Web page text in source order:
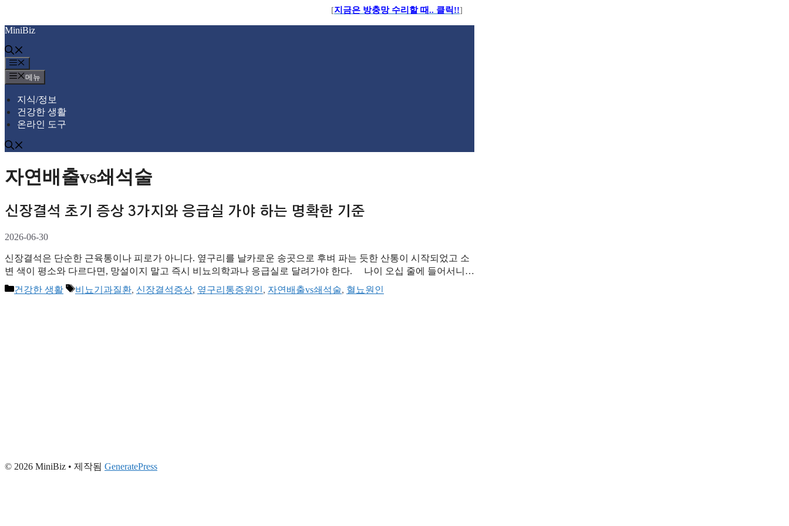
[지금은 방충망 수리할 때.. 클릭!!]
컨
텐
츠
로
건
너
뛰
기
MiniBiz
뉴
메뉴
지식/정보
건강한 생활
온라인 도구
자연배출vs쇄석술
신장결석 초기 증상 3가지와 응급실 가야 하는 명확한 기준
2026-06-30
신장결석은 단순한 근육통이나 피로가 아니다. 옆구리를 날카로운 송곳으로 후벼 파는 듯한 산통이 시작되었고 소
변 색이 평소와 다르다면, 망설이지 말고 즉시 비뇨의학과나 응급실로 달려가야 한다. 나이 오십 줄에 들어서니
몸 여기저기서 경고등이 켜진다. 엊그제 새벽, 난데없이 찾아온 옆구리 통증에 식은땀을 흘리며 응급실 바닥을 기어
다녀본 경험자로서 단언한다. 맹장염이나 허리 디스크로 오해해 파스만 붙이며 골든타임을 …
카
건강한 생활
태
비뇨기과질환, 신장결석증상, 옆구리통증원인, 자연배출vs쇄석술, 혈뇨원인
© 2026 MiniBiz • 제작됨 GeneratePress